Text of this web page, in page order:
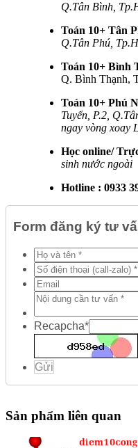
Q.Tân Bình,
Toán 10+ Tân
Q.Tân Phú,
Toán 10+ Bình
Q. Bình Thạnh,
Toán 10+ Phú
Tuyển, P.2,
ngay vòng xoay
Học online/
sinh nước ngoài
Hotline : 0933
Form đăng ký tư
Recapcha*
Gửi
Sản phẩm liên quan